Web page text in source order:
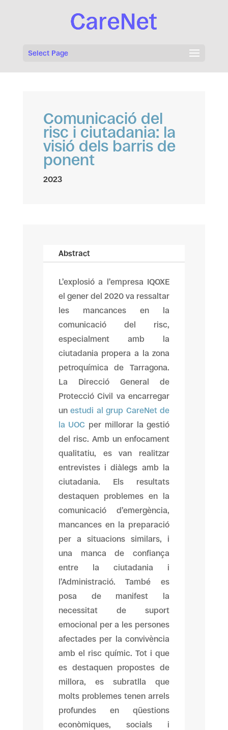
Select Page
Comunicació del
risc i ciutadania: la
visió dels barris de
ponent
2023
Abstract
L’explosió a l’empresa IQOXE
el gener del 2020 va ressaltar
les mancances en la
comunicació del risc,
especialment amb la
ciutadania propera a la zona
petroquímica de Tarragona.
La Direcció General de
Protecció Civil va encarregar
unestudi al grup CareNet de
la UOC per millorar la gestió
del risc. Amb un enfocament
qualitatiu, es van realitzar
entrevistes i diàlegs amb la
ciutadania. Els resultats
destaquen problemes en la
comunicació d’emergència,
mancances en la preparació
per a situacions similars, i
una manca de confiança
entre la ciutadania i
l’Administració. També es
posa de manifest la
necessitat de suport
emocional per a les persones
afectades per la convivència
amb el risc químic. Tot i que
es destaquen propostes de
millora, es subratlla que
molts problemes tenen arrels
profundes en qüestions
econòmiques, socials i